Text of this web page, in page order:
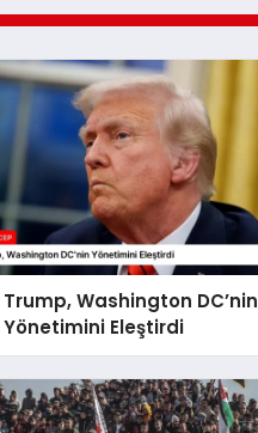
Trump, Washington DC’nin
Yönetimini Eleştirdi